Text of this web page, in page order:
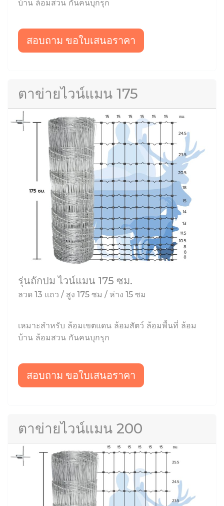
บ้าน ล้อมสวน กันคนบุกรุก
สอบถาม ขอใบเสนอราคา
ตาข่ายไวน์แมน 175
รุ่นถักปม ไวน์แมน 175 ซม.
ลวด 13 แถว / สูง 175 ซม / ห่าง 15 ซม
เหมาะสำหรับ ล้อมเขตแดน ล้อมสัตว์ ล้อมพื้นที่ ล้อม
บ้าน ล้อมสวน กันคนบุกรุก
สอบถาม ขอใบเสนอราคา
ตาข่ายไวน์แมน 200